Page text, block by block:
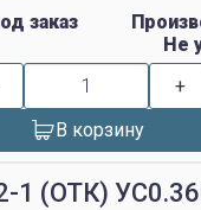
заказ
Не
+
В корзину
1 (ОТК)